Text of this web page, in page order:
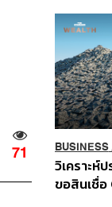
71
Order
BUSINESS
วิเคราะห์
ขอสินเชื่อ